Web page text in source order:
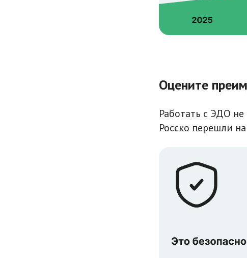
Оцените
Работать с ЭДО
Росско перешли